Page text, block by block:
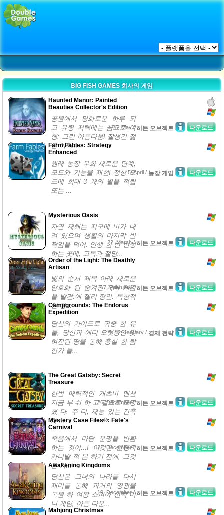
BIG FISH GAMES 회사의 게임
Haunted Manor: Painted
Beauties Collector's Edition
공원에서 평화로운 하루 되
고 유령 저택에는 꿈으로 여
행: 그린 아름다움! 잘생긴 젊
은 아티...
다운로드
25, May /히든 오브젝트
Farm Fables: Strategy
Enhanced
원래 농장 우화 새로운 단계,
모드와 기능을 재현! 정상 모
드에 최대 3 개의 별을 적립
또는 ...
다운로드
5, April / 농장 게임
Mysterious Oasis
자연 재해는 지구에 비가 내
려 있으며 생활의 마지막 반
짝임을 먹어. 인생 한 번 번성
하는 곳에, 고독과 절망...
다운로드
22, March /히든 오브젝트
Order of the Light: The Deathly
Artisan
빛의 순서 제목 아래 새로운
암호화 된 숨겨진 개체 게임
을 발견:에 젤리 장인. 독창적
인 형...
다운로드
17, February /히든 오브젝트
Campgrounds: The Endorus
Expedition
당신의 가이드로 귀중 한 유
물, 당신과 에디 오랫동안 잊
혀진된 땅을 통해 충실 한 탐
험가 들...
다운로드
2, January / 경제 전략
The Great Gatsby: Secret
Treasure
한번 매력적인 개츠비 맨션
지금 부 숴 하 고 겉으로 도망
쳤 다. 주 디, 재능 있는 건축
가 ...
다운로드
26, December /히든 오브젝트
Mystery Case Files®: Fate's
Carnival
죽음에서 마담 운명을 반환
하는 것이...! 이것은 운명의
카니발 적 본 하기 전에, 그것
은 가...
다운로드
21, December /히든 오브젝트
Awakening Kingdoms
당신은 그녀의 나라를 다시
재미를 통해 과거의 영광을
복원 하 여왕 소피아 선택 미
니-게임, 아름 다운...
다운로드
19, December /히든 오브젝트
Mahjong Christmas